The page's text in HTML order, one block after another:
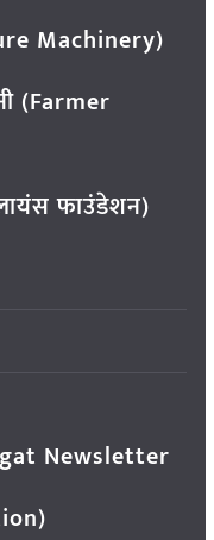
Machinery)
(Farmer
फाउंडेशन)
Newsletter